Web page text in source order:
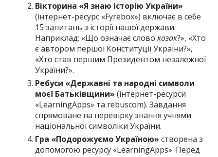
Вікторина «Я знаю історію України»
(інтернет-ресурс «Fyrebox») включає в себе
15 запитань з історії нашої держави.
Наприклад: «Що означає словокозак?», «Хто
є автором першої Конституції України?»,
«Хто став першим Президентом незалежної
України?».
Ребуси «Державні та народні символи
моєї Батьківщини»(інтернет-ресурси
«LearningApps» та rebuscom). Завдання
спрямоване на перевірку знання учнями
національної символіки України.
Гра «Подорожуємо Україною»створена з
допомогою ресурсу «LearningApps». Перед